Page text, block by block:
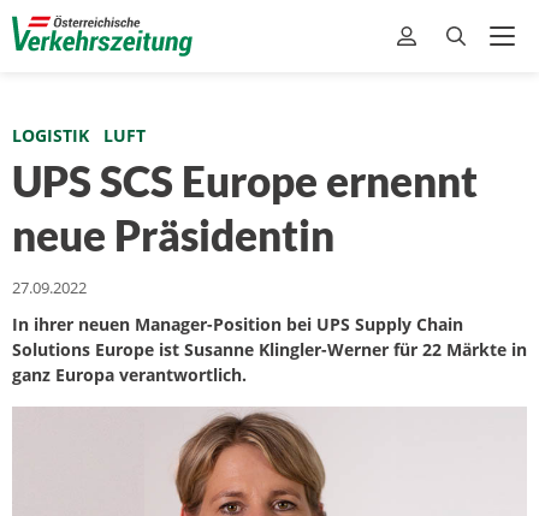
LOGISTIK LUFT
UPS SCS Europe ernennt
neue Präsidentin
27.09.2022
In ihrer neuen Manager-Position bei UPS Supply Chain
Solutions Europe ist Susanne Klingler-Werner für 22 Märkte in
ganz Europa verantwortlich.